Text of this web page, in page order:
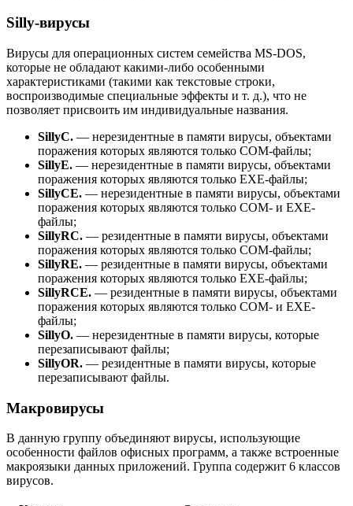
Silly-вирусы
Вирусы для операционных систем семейства MS-DOS,
которые не обладают какими-либо особенными
характеристиками (такими как текстовые строки,
воспроизводимые специальные эффекты и т. д.), что не
позволяет присвоить им индивидуальные названия.
SillyC. — нерезидентные в памяти вирусы, объектами
поражения которых являются только COM-файлы;
SillyE. — нерезидентные в памяти вирусы, объектами
поражения которых являются только EXE-файлы;
SillyCE. — нерезидентные в памяти вирусы, объектами
поражения которых являются только COM- и EXE-
файлы;
SillyRC. — резидентные в памяти вирусы, объектами
поражения которых являются только COM-файлы;
SillyRE. — резидентные в памяти вирусы, объектами
поражения которых являются только EXE-файлы;
SillyRCE. — резидентные в памяти вирусы, объектами
поражения которых являются только COM- и EXE-
файлы;
SillyO. — нерезидентные в памяти вирусы, которые
перезаписывают файлы;
SillyOR. — резидентные в памяти вирусы, которые
перезаписывают файлы.
Макровирусы
В данную группу объединяют вирусы, использующие
особенности файлов офисных программ, а также встроенные
макроязыки данных приложений. Группа содержит 6 классов
вирусов.